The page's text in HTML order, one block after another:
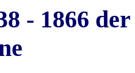
- 1866